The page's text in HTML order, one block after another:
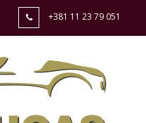
+381 11 23 79 051